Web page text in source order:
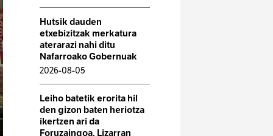
Hutsik dauden
etxebizitzak merkatura
aterarazi nahi ditu
Nafarroako Gobernuak
2026-08-05
Leiho batetik erorita hil
den gizon baten heriotza
ikertzen ari da
Foruzaingoa, Lizarran